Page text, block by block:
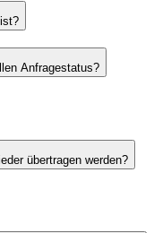
Anfragestatus?
übertragen werden?